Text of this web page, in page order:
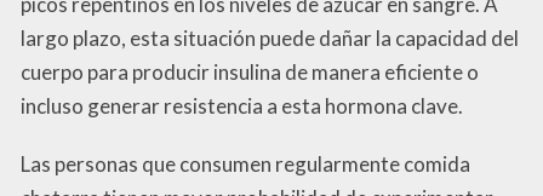
largo plazo, esta situación puede dañar la capacidad del
cuerpo para producir insulina de manera eficiente o
incluso generar resistencia a esta hormona clave.
Las personas que consumen regularmente comida